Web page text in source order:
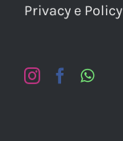
Privacy e Policy